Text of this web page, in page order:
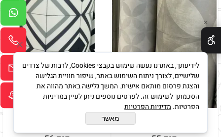
שטיח פי וי סי
✕
לידיעתך, באתרנו נעשה שימוש בקבצי Cookies, לרבות של צדדים
שלישיים, לצורך ניתוח השימוש באתר, שיפור חוויית הגלישה
והצגת פרסום מותאם אישית. המשך גלישה באתר מהווה את
הסכמתך לשימוש זה. לפרטים נוספים ניתן לעיין במדיניות
הפרטיות. מדיניות הפרטיות
מאשר